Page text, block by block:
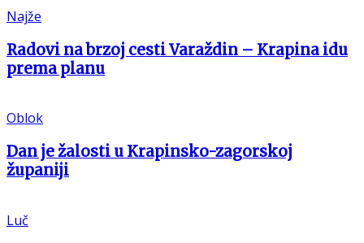
Najže
Radovi na brzoj cesti Varaždin – Krapina idu
prema planu
Oblok
Dan je žalosti u Krapinsko-zagorskoj
županiji
Luč